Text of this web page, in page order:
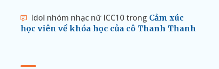
Idol nhóm nhạc nữ ICC10 trong Cảm xúc
học viên về khóa học của cô Thanh Thanh